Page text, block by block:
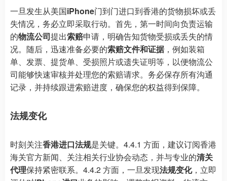
一旦发生从美国iPhone门到门进口到香港的货物损坏或丢
失情况，务必立即采取行动。首先，第一时间向负责运输
的物流公司提出索赔申请，明确告知货物受损或丢失的情
况。随后，迅速准备必要的索赔文件和证据，例如装箱
单、发票、提货单、受损照片或遗失证明等，以便物流公
司能够快速审核并处理您的索赔请求。务必保存所有沟通
记录，并持续跟进索赔进度，确保您的权益得到保障。
法规变化
时刻关注香港进口法规是关键。4.4.1 方面，建议订阅香港
海关官方新闻、关注相关行业协会动态，并与专业的清关
代理保持紧密联系。4.4.2 方面，一旦发现法规变化，立即